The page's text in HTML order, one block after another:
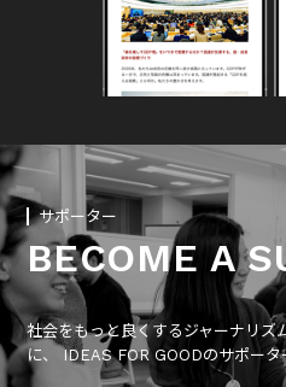
サポーター
BECOME A
社会をもっと良くするジャーナリズ
に、 IDEAS FOR GOODのサポータ